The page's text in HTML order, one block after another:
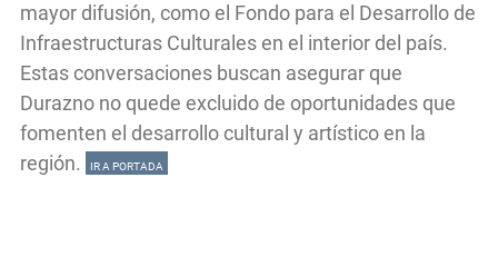
mayor difusión, como el Fondo para el Desarrollo de
Infraestructuras Culturales en el interior del país.
Estas conversaciones buscan asegurar que
Durazno no quede excluido de oportunidades que
fomenten el desarrollo cultural y artístico en la
región.
IR A PORTADA